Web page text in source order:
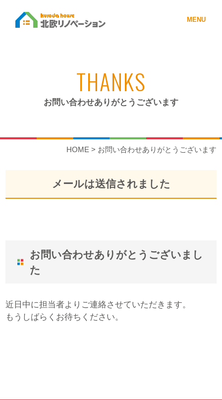
MENU
THANKS
お問い合わせありがとうございます
HOME > お問い合わせありがとうございます
メールは送信されました
お問い合わせありがとうございまし
た
近日中に担当者よりご連絡させていただきます。
もうしばらくお待ちください。